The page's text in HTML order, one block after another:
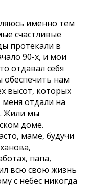
именно тем
счастливые
протекали в
90-х, и мои
отдавал себя
обеспечить нам
высот, которых
меня отдали на
Жили мы
доме.
маме, будучи
папа,
всю свою жизнь
с небес никогда